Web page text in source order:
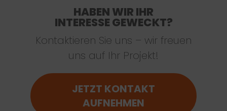
HABEN WIR IHR
INTERESSE GEWECKT?
Kontaktieren Sie uns – wir freuen
uns auf Ihr Projekt!
JETZT KONTAKT
AUFNEHMEN